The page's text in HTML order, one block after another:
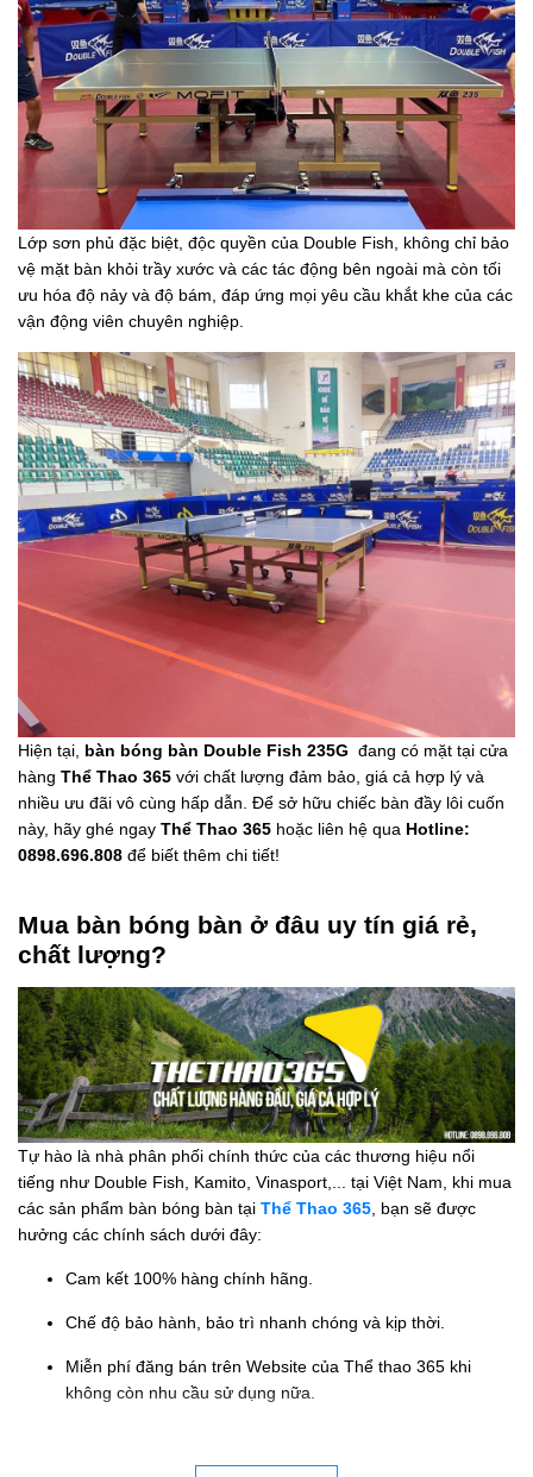
Lớp sơn phủ đặc biệt, độc quyền của Double Fish, không chỉ bảo
vệ mặt bàn khỏi trầy xước và các tác động bên ngoài mà còn tối
ưu hóa độ nảy và độ bám, đáp ứng mọi yêu cầu khắt khe của các
vận động viên chuyên nghiệp.
Hiện tại, bàn bóng bàn Double Fish 235G đang có mặt tại cửa
hàng Thể Thao 365 với chất lượng đảm bảo, giá cả hợp lý và
nhiều ưu đãi vô cùng hấp dẫn. Để sở hữu chiếc bàn đầy lôi cuốn
này, hãy ghé ngay Thể Thao 365 hoặc liên hệ qua Hotline:
0898.696.808 để biết thêm chi tiết!
Mua bàn bóng bàn ở đâu uy tín giá rẻ,
chất lượng?
Tự hào là nhà phân phối chính thức của các thương hiệu nổi
tiếng như Double Fish, Kamito, Vinasport,... tại Việt Nam, khi mua
các sản phẩm bàn bóng bàn tại Thể Thao 365 , bạn sẽ được
hưởng các chính sách dưới đây:
Cam kết 100% hàng chính hãng.
Chế độ bảo hành, bảo trì nhanh chóng và kịp thời.
Miễn phí đăng bán trên Website của Thể thao 365 khi
không còn nhu cầu sử dụng nữa.